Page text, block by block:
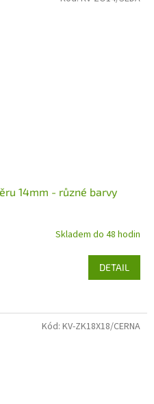
14mm - různé barvy
Skladem do 48 hodin
DETAIL
Kód: KV-ZK18X18/CERNA